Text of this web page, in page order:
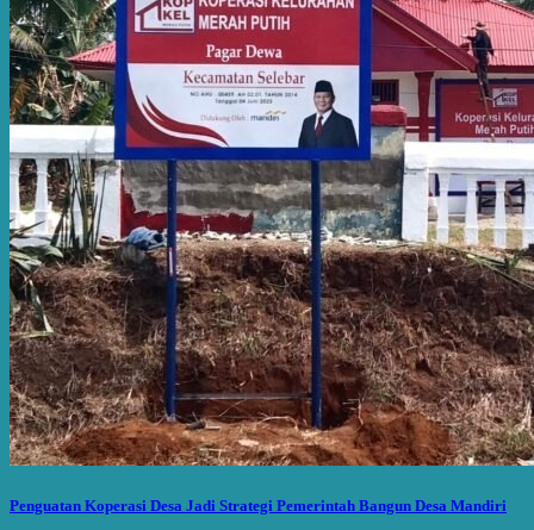
Penguatan Koperasi Desa Jadi Strategi Pemerintah Bangun Desa Mandiri